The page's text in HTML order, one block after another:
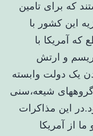
که برای تامین
این کشور با
که آمریکا با
و ارتش
یک دولت وابسته
شیعه،سنی
این مذاکرات
از آمریکا